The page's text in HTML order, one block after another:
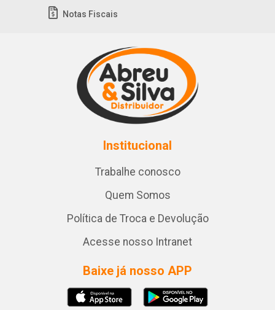
Notas Fiscais
Institucional
Trabalhe conosco
Quem Somos
Política de Troca e Devolução
Acesse nosso Intranet
Baixe já nosso APP